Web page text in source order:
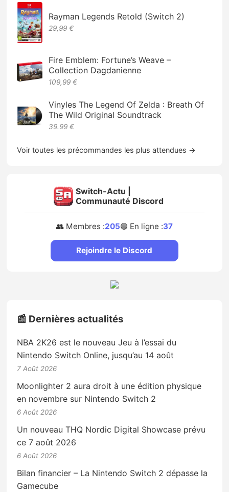
Rayman Legends Retold (Switch 2)
29,99 €
Fire Emblem: Fortune’s Weave –
Collection Dagdanienne
109,99 €
Vinyles The Legend Of Zelda : Breath Of
The Wild Original Soundtrack
39.99 €
Voir toutes les précommandes les plus attendues →
Switch-Actu |
Communauté Discord
👥 Membres :205🟢 En ligne :37
Rejoindre le Discord
📰 Dernières actualités
NBA 2K26 est le nouveau Jeu à l’essai du
Nintendo Switch Online, jusqu’au 14 août
7 Août 2026
Moonlighter 2 aura droit à une édition physique
en novembre sur Nintendo Switch 2
6 Août 2026
Un nouveau THQ Nordic Digital Showcase prévu
ce 7 août 2026
6 Août 2026
Bilan financier – La Nintendo Switch 2 dépasse la
Gamecube